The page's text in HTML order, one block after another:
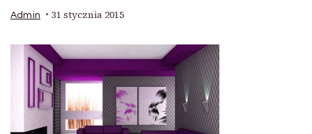
Admin 31 stycznia 2015